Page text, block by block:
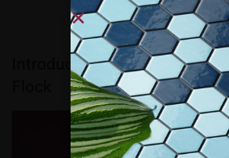
Introduce e presenta la